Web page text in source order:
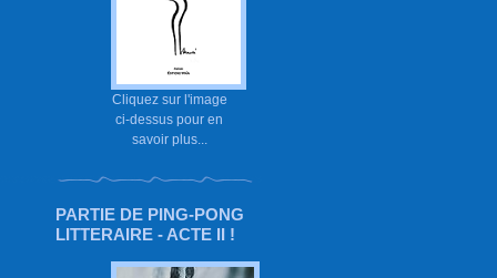
Cliquez sur l'image
ci-dessus pour en
savoir plus...
PARTIE DE PING-PONG
LITTERAIRE - ACTE II !